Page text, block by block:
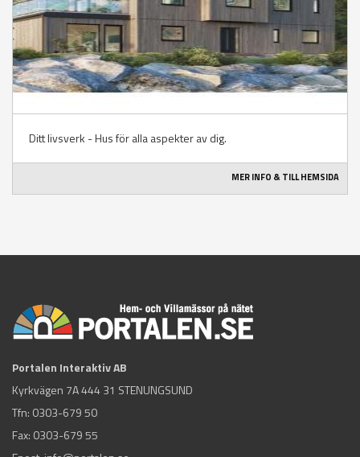
Ditt livsverk - Hus för alla aspekter av dig.
MER INFO & TILL HEMSIDA
Portalen Interaktiv AB
Kyrkvägen 7A 444 31 STENUNGSUND
Tfn: 0303-679 50
Fax: 0303-679 55